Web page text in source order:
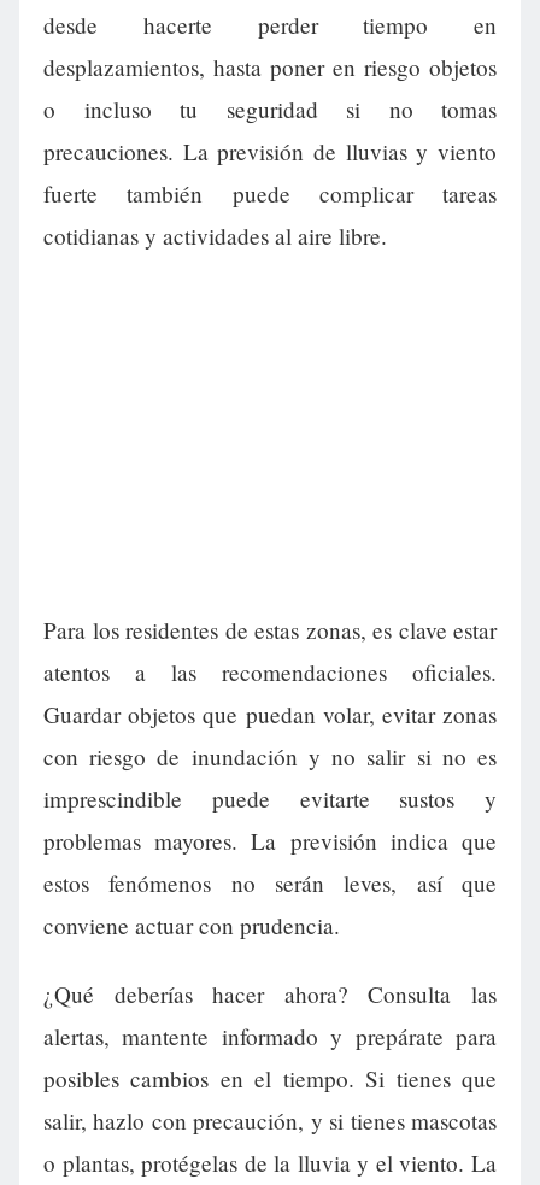
desde hacerte perder tiempo en
desplazamientos, hasta poner en riesgo objetos
o incluso tu seguridad si no tomas
precauciones. La previsión de lluvias y viento
fuerte también puede complicar tareas
cotidianas y actividades al aire libre.
Para los residentes de estas zonas, es clave estar
atentos a las recomendaciones oficiales.
Guardar objetos que puedan volar, evitar zonas
con riesgo de inundación y no salir si no es
imprescindible puede evitarte sustos y
problemas mayores. La previsión indica que
estos fenómenos no serán leves, así que
conviene actuar con prudencia.
¿Qué deberías hacer ahora? Consulta las
alertas, mantente informado y prepárate para
posibles cambios en el tiempo. Si tienes que
salir, hazlo con precaución, y si tienes mascotas
o plantas, protégelas de la lluvia y el viento. La